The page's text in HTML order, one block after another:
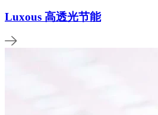
Luxous 高透光节能